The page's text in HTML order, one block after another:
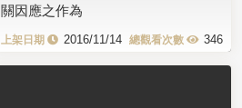
關因應之作為
2016/11/14 346